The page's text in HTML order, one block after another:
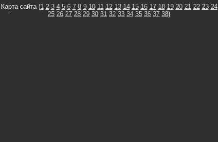
Карта сайта (1 2 3 4 5 6 7 8 9 10 11 12 13 14 15 16 17 18 19 20 21 22 23 24
25 26 27 28 29 30 31 32 33 34 35 36 37 38)